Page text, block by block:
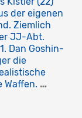
der eigenen
Ziemlich
JJ-Abt.
Dan Goshin-
die
Waffen. …